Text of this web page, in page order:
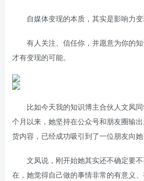
自媒体变现的本质，其实是影响力变
有人关注、信任你，并愿意为你的
才有变现的可能。
比如今天我的知识博主合伙人文凤
个月以来，她坚持在公众号和朋友圈输
货内容，已经成功吸引到了一位朋友向她
文凤说，刚开始她其实还不确定要
在，她觉得自己做的事情非常的有意义